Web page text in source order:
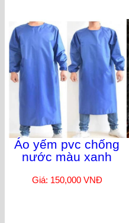
Áo yếm pvc chống
nước màu xanh
Giá: 150,000 VNĐ